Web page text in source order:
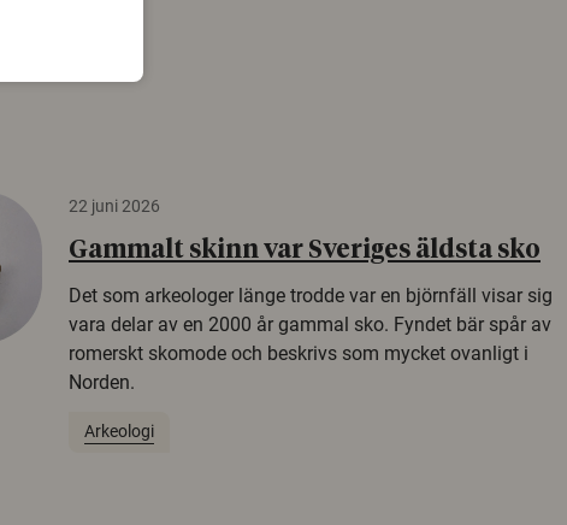
22 juni 2026
Gammalt skinn var Sveriges äldsta sko
Det som arkeologer länge trodde var en björnfäll visar sig
vara delar av en 2000 år gammal sko. Fyndet bär spår av
romerskt skomode och beskrivs som mycket ovanligt i
Norden.
Arkeologi